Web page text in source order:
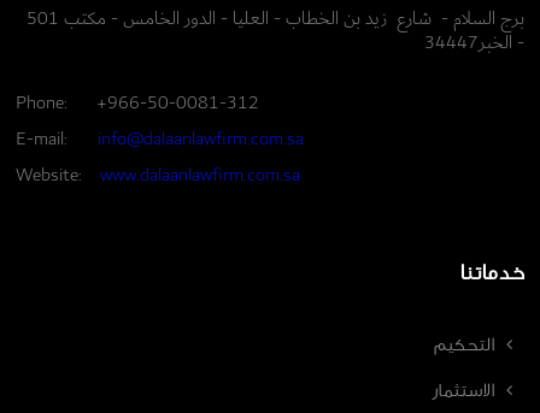
برج السلام - شارع زيد بن الخطاب - العليا - الدور الخامس - مكتب 501
- الخبر34447
Phone:
+966-50-0081-312
E-mail:
info@dalaanlawfirm.com.sa
Website:
www.dalaanlawfirm.com.sa
خدماتنا
التحكيم
الاستثمار